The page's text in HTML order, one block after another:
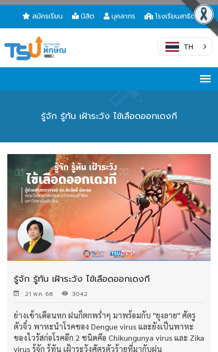
สมัครเรียน นิสิต บุคลากร โรงเรียนสาธิต
TH
รู้จัก รู้ทัน เฝ้าระวัง ไข้เลือดออกเดงกี
รู้จัก รู้ทัน เฝ้าระวัง ไข้เลือดออกเดงกี
21 พ.ค. 68 3042
ย่างเข้าเดือนหก ฝนก็ตกพร่ำๆ มาพร้อมกับ "ยุงลาย" ศัตรู
ตัวจิ๋ว พาหะนำโรคของ Dengue virus และยังเป็นพาหะ
ของไวรัสก่อโรคอีก 2 ชนิดคือ Chikungunya virus และ Zika
virus รู้จัก รู้ทัน เฝ้าระวังศัตรูตัวร้ายที่มากับฝน